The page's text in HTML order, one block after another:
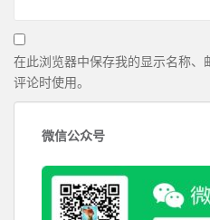
在此浏览器中保存我的显示名称
评论时使用。
微信公众号